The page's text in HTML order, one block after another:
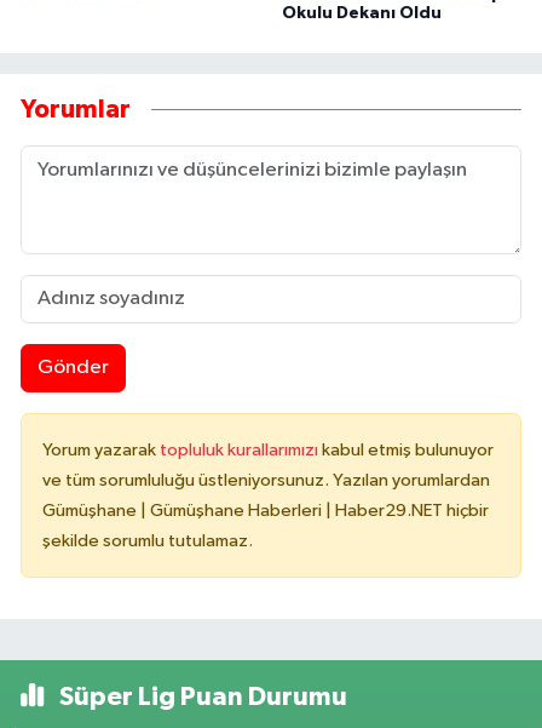
Okulu Dekanı Oldu
Yorumlar
Gönder
Yorum yazarak topluluk kurallarımızı kabul etmiş bulunuyor
ve tüm sorumluluğu üstleniyorsunuz. Yazılan yorumlardan
Gümüşhane | Gümüşhane Haberleri | Haber29.NET hiçbir
şekilde sorumlu tutulamaz.
Süper Lig Puan Durumu